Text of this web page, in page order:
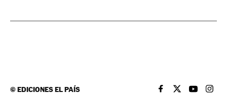
©EDICIONES EL PAÍS